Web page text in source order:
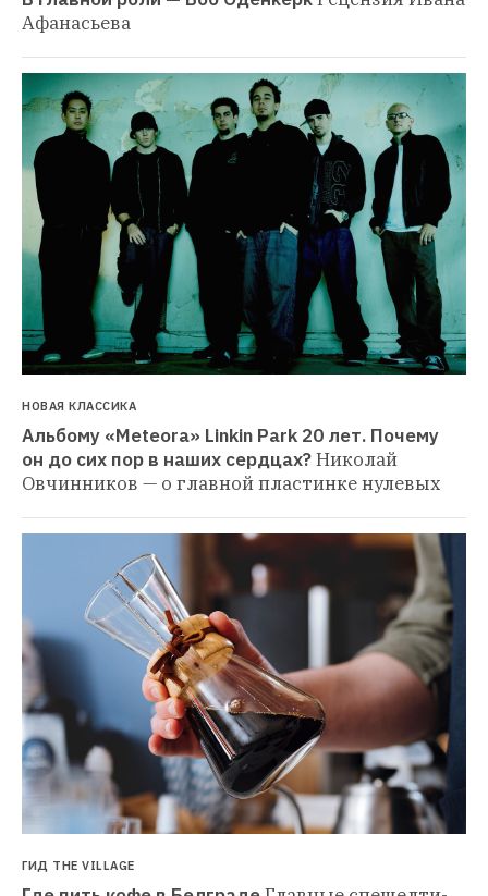
Афанасьева
НОВАЯ КЛАССИКА
Альбому «Meteora» Linkin Park 20 лет. Почему
он до сих пор в наших сердцах?Николай
Овчинников — о главной пластинке нулевых
ГИД THE VILLAGE